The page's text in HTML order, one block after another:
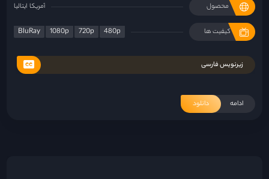
محصول آمریکا ایتالیا
کیفیت ها BluRay 1080p 720p 480p
زیرنویس فارسی
ادامه دانلود